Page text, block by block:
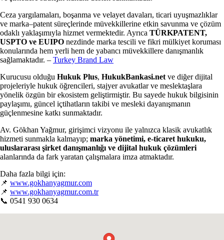
Ceza yargılamaları, boşanma ve velayet davaları, ticari uyuşmazlıklar
ve marka–patent süreçlerinde müvekkillerine etkin savunma ve çözüm
odaklı yaklaşımıyla hizmet vermektedir. Ayrıca TÜRKPATENT,
USPTO ve EUIPO nezdinde marka tescili ve fikri mülkiyet koruması
konularında hem yerli hem de yabancı müvekkillere danışmanlık
sağlamaktadır. – Turkey Brand Law
Kurucusu olduğu Hukuk Plus, HukukBankasi.net ve diğer dijital
projeleriyle hukuk öğrencileri, stajyer avukatlar ve meslektaşlara
yönelik özgün bir ekosistem geliştirmiştir. Bu sayede hukuk bilgisinin
paylaşımı, güncel içtihatların takibi ve mesleki dayanışmanın
güçlenmesine katkı sunmaktadır.
Av. Gökhan Yağmur, girişimci vizyonu ile yalnızca klasik avukatlık
hizmeti sunmakla kalmayıp; marka yönetimi, e-ticaret hukuku,
uluslararası şirket danışmanlığı ve dijital hukuk çözümleri
alanlarında da fark yaratan çalışmalara imza atmaktadır.
Daha fazla bilgi için:
📌 www.gokhanyagmur.com
📌 www.gokhanyagmur.com.tr
📞 0541 930 0634
●